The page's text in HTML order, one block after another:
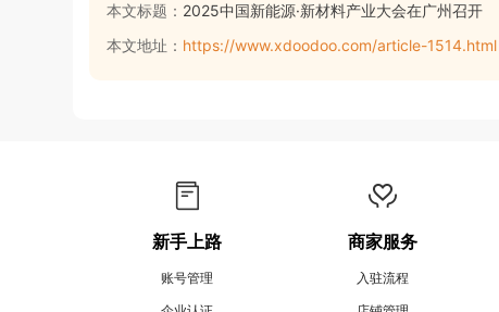
本文标题： 2025中国新能源·新材料产业大会在广州召开
本文地址： https://www.xdoodoo.com/article-1514.html
新手上路
账号管理
商家服务
入驻流程